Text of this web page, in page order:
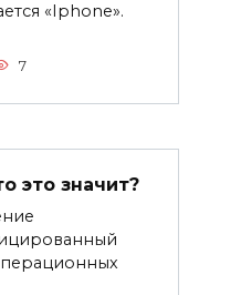
«Iphone».
7
это значит?